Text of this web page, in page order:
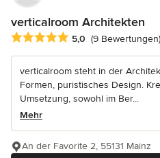
verticalroom Architekten
Durchschnittliche Bewertung: 5
5,0 (9 Bewertungen)
verticalroom steht in der
Formen, puristisches Design.
Umsetzung, sowohl im Ber...
Mehr
An der Favorite 2, 55131 Mainz